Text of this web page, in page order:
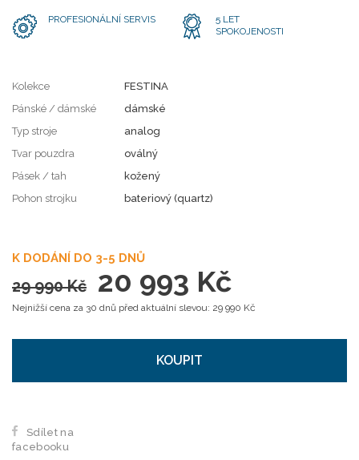
PROFESIONÁLNÍ SERVIS
5 LET
SPOKOJENOSTI
Kolekce
FESTINA
Pánské / dámské
dámské
Typ stroje
analog
Tvar pouzdra
oválný
Pásek / tah
kožený
Pohon strojku
bateriový (quartz)
K DODÁNÍ DO 3-5 DNŮ
29 990 Kč 20 993 Kč
Nejnižší cena za 30 dnů před aktuální slevou: 29 990 Kč
KOUPIT
Sdílet na
facebooku